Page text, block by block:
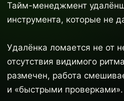
Тайм-менеджмент
инструмента, которые не
Удалёнка ломается не от
отсутствия видимого
размечен, работа
и «быстрыми проверками».